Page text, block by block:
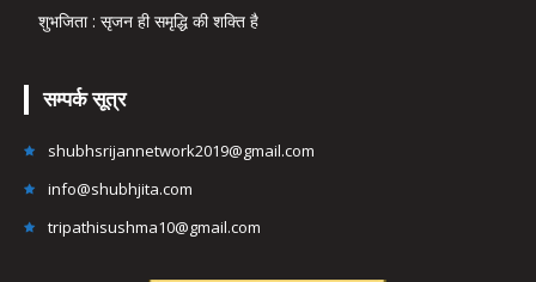
शुभजिता : सृजन ही समृद्धि की शक्ति है
सम्पर्क सूत्र
shubhsrijannetwork2019@gmail.com
info@shubhjita.com
tripathisushma10@gmail.com